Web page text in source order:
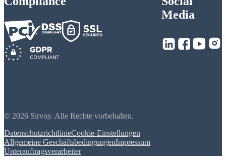
Media
© 2026 Sirvoy. Alle Rechte vorbehalten.
DatenschutzrichtlinieCookie-Einstellungen
Allgemeine GeschäftsbedingungenImpressum
Unterauftragsverarbeiter